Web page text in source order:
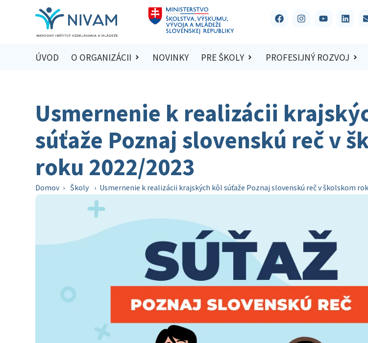
ÚVOD O ORGANIZÁCII NOVINKY PRE ŠKOLY PROFESIJNÝ ROZVOJ
Usmernenie k realizácii
súťaže Poznaj slovenskú reč v
roku 2022/2023
Domov › Školy › Usmernenie k realizácii krajských kôl súťaže Poznaj slovenskú reč v školskom